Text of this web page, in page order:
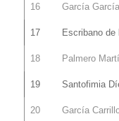
16 García García
17 Escribano de
18 Palmero
19 Santofimia
20 García